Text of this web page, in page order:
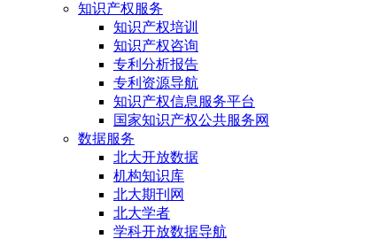
知识产权服务
知识产权培训
知识产权咨询
专利分析报告
专利资源导航
知识产权信息服务平台
国家知识产权公共服务网
数据服务
北大开放数据
机构知识库
北大期刊网
北大学者
学科开放数据导航